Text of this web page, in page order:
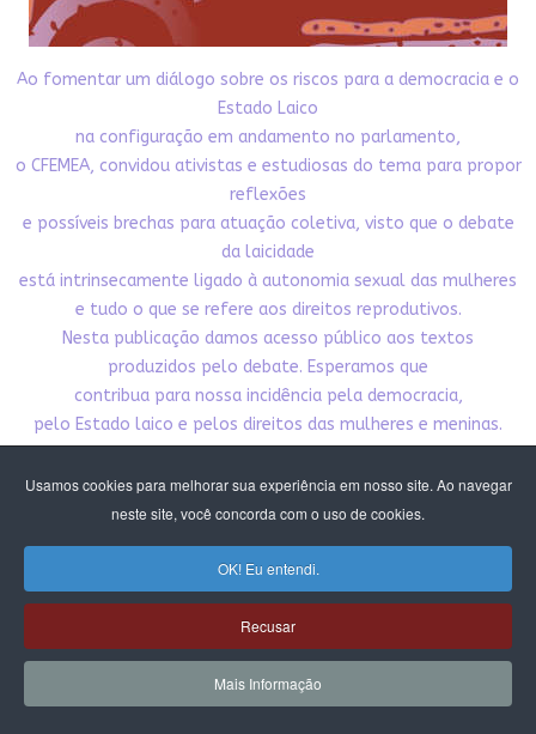
Usamos cookies para melhorar sua experiência em nosso site. Ao navegar
neste site, você concorda com o uso de cookies.
OK! Eu entendi.
Recusar
Mais Informação
Ao fomentar um diálogo sobre os riscos para a democracia e o
Estado Laico
na configuração em andamento no parlamento,
o CFEMEA, convidou ativistas e estudiosas do tema para propor
reflexões
e possíveis brechas para atuação coletiva, visto que o debate
da laicidade
está intrinsecamente ligado à autonomia sexual das mulheres
e tudo o que se refere aos direitos reprodutivos.
Nesta publicação damos acesso público aos textos
produzidos pelo debate. Esperamos que
contribua para nossa incidência pela democracia,
pelo Estado laico e pelos direitos das mulheres e meninas.
CLIQUE E BAIXE A PUBLICAÇÃO